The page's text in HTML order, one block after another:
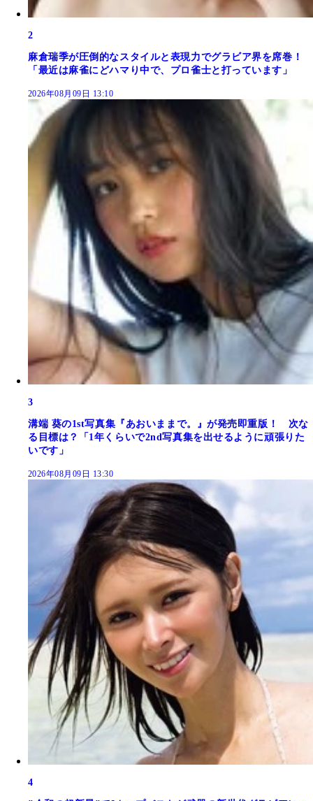
2
麻倉瑞季が圧倒的なスタイルと表現力でグラビア界を席巻！
「最近は麻雀にどハマり中で、プロ雀士と打っています」
2026年08月09日 13:10
3
溝端 葵の1st写真集『あおいままで。』が発売即重版！ 次な
る目標は？「1年くらいで2nd写真集を出せるように頑張りた
いです」
2026年08月09日 13:30
4